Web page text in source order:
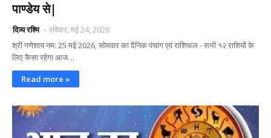
पाण्डेय से|
दिव्य रश्मि
रविवार, मई 24, 2026
श्री गणेशाय नम: 25 मई 2026, सोमवार का दैनिक पंचांग एवं राशिफल - सभी १२ राशियों के
लिए कैसा रहेगा आज…
Read more »